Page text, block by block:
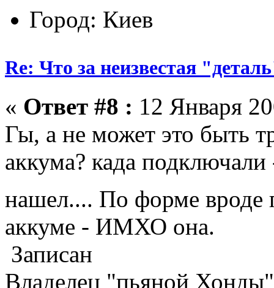
Город: Киев
Re: Что за неизвестая
« Ответ #8 : 12 Января
Гы, а не может это быть
аккума? када
нашел.... По форме вроде
аккуме - ИМХО она.
Записан
Владелец "пьяной Хонды"